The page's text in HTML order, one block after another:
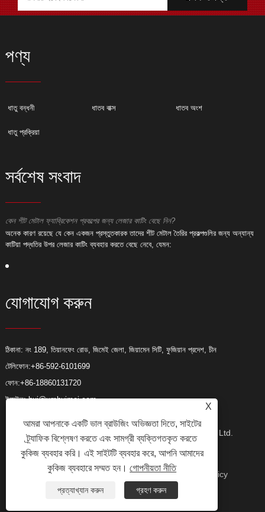
পণ্য
ধাতু বন্ধনী ধাতব বাক্স ধাতব অংশ
ধাতু প্রক্রিয়া
সর্বশেষ সংবাদ
কেন শীট মেটাল ফ্যাব্রিকেশন প্রকল্পের জন্য লেজার কাটিং বেছে নিন?
অনেক কারণ রয়েছে যে কেন একজন প্রস্তুতকারক তাদের শীট মেটাল তৈরির প্রকল্পগুলির জন্য অন্যান্য
কাটিয়া পদ্ধতির উপর লেজার কাটিং ব্যবহার করতে বেছে নেবে, যেমন:
যোগাযোগ করুন
ঠিকানা: নং 189, তিয়ানফেং রোড, জিমেই জেলা, জিয়ামেন সিটি, ফুজিয়ান প্রদেশ, চীন
টেলিফোন:+86-592-6101699
ফোন:+86-18860131720
ইমেইল:hui@xmhuimei.com
কপিরাইট © 2024 Xiamen Huimei Industry and Trade Co., Ltd.
সর্বস্বত্ব সংরক্ষিত৷ লিঙ্ক Sitemap RSS XML Privacy Policy
X
আমরা আপনাকে একটি ভাল ব্রাউজিং অভিজ্ঞতা দিতে, সাইটের
ট্র্যাফিক বিশ্লেষণ করতে এবং সামগ্রী ব্যক্তিগতকৃত করতে
কুকিজ ব্যবহার করি। এই সাইটটি ব্যবহার করে, আপনি আমাদের
কুকিজ ব্যবহারে সম্মত হন।গোপনীয়তা নীতি
প্রত্যাখ্যান করুন গ্রহণ করুন